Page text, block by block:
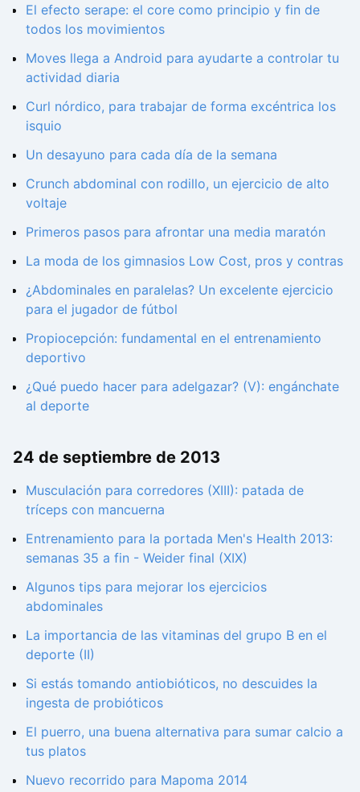
El efecto serape: el core como principio y fin de
todos los movimientos
Moves llega a Android para ayudarte a controlar tu
actividad diaria
Curl nórdico, para trabajar de forma excéntrica los
isquio
Un desayuno para cada día de la semana
Crunch abdominal con rodillo, un ejercicio de alto
voltaje
Primeros pasos para afrontar una media maratón
La moda de los gimnasios Low Cost, pros y contras
¿Abdominales en paralelas? Un excelente ejercicio
para el jugador de fútbol
Propiocepción: fundamental en el entrenamiento
deportivo
¿Qué puedo hacer para adelgazar? (V): engánchate
al deporte
24 de septiembre de 2013
Musculación para corredores (XIII): patada de
tríceps con mancuerna
Entrenamiento para la portada Men's Health 2013:
semanas 35 a fin - Weider final (XIX)
Algunos tips para mejorar los ejercicios
abdominales
La importancia de las vitaminas del grupo B en el
deporte (II)
Si estás tomando antiobióticos, no descuides la
ingesta de probióticos
El puerro, una buena alternativa para sumar calcio a
tus platos
Nuevo recorrido para Mapoma 2014